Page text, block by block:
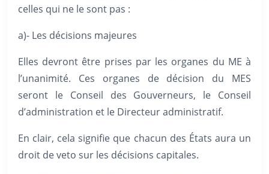
celles qui ne le sont pas :
a)- Les décisions majeures
Elles devront être prises par les organes du ME à
l’unanimité. Ces organes de décision du MES
seront le Conseil des Gouverneurs, le Conseil
d’administration et le Directeur administratif.
En clair, cela signifie que chacun des États aura un
droit de veto sur les décisions capitales.